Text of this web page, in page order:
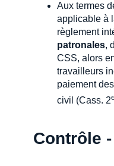
Aux termes
applicable à
règlement
patronales,
CSS, alors
travailleurs
paiement
civil (Cass. 2
Contrôle